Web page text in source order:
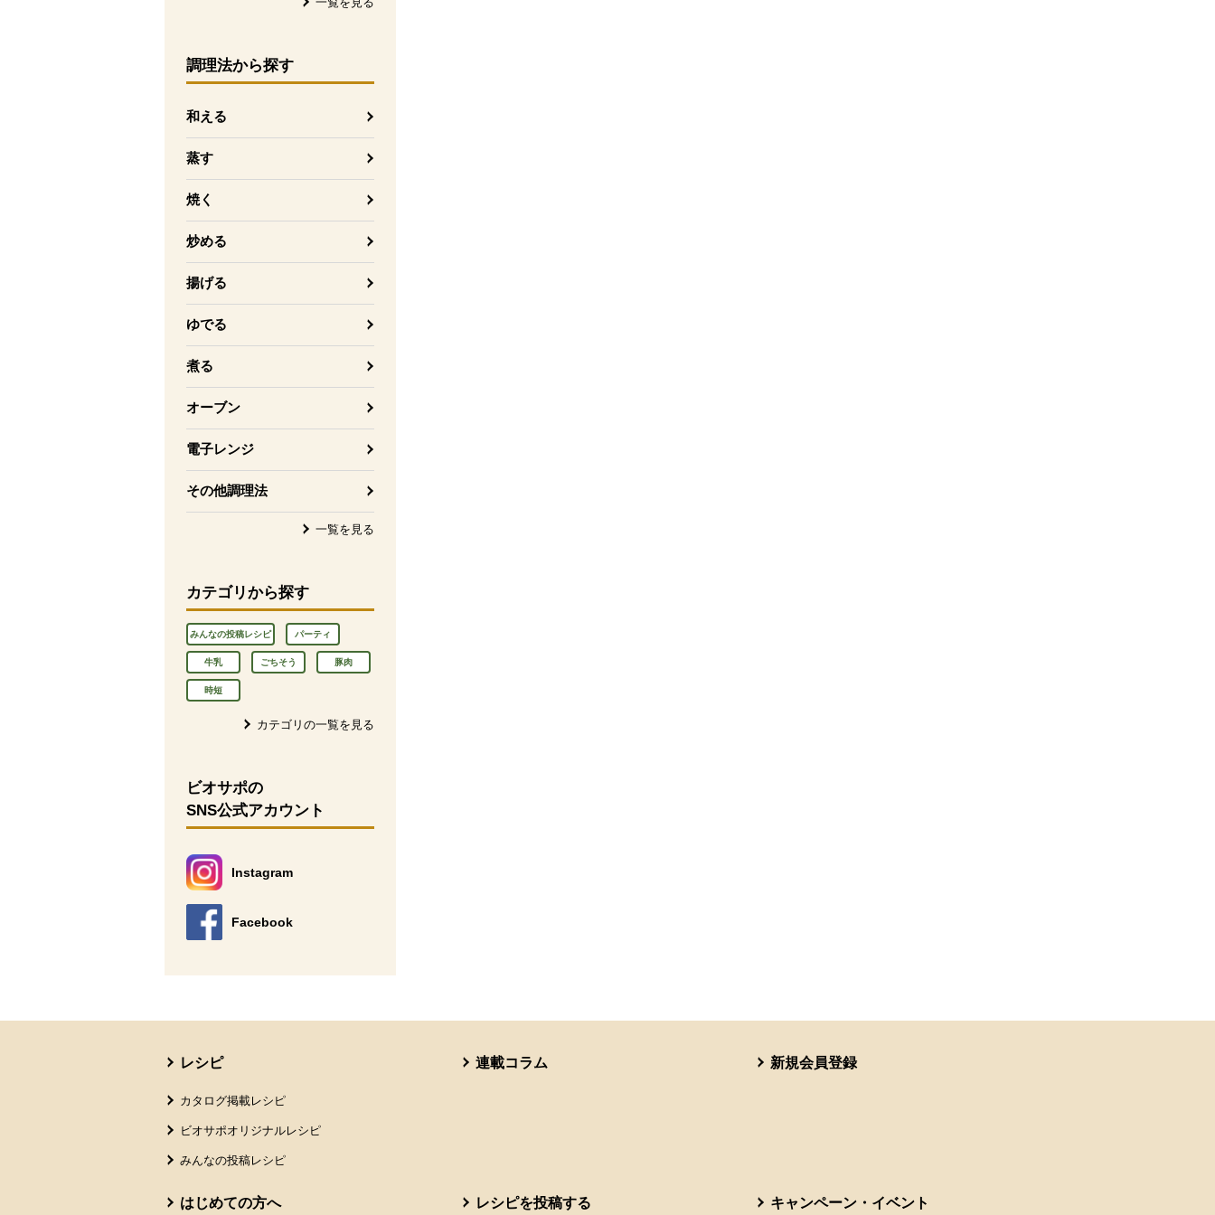
調理法から探す
和える
蒸す
焼く
炒める
揚げる
ゆでる
煮る
オーブン
電子レンジ
その他調理法
一覧を見る
カテゴリから探す
みんなの投稿レシピ パーティ
牛乳 ごちそう 豚肉
時短
カテゴリの一覧を見る
ビオサポの
SNS公式アカウント
Instagram
別のウィンドウで開きます。
Facebook
別のウィンドウで開きます。
レシピ
カタログ掲載レシピ
ビオサポオリジナルレシピ
みんなの投稿レシピ
連載コラム 新規会員登録
はじめての方へ レシピを投稿する キャンペーン・イベント